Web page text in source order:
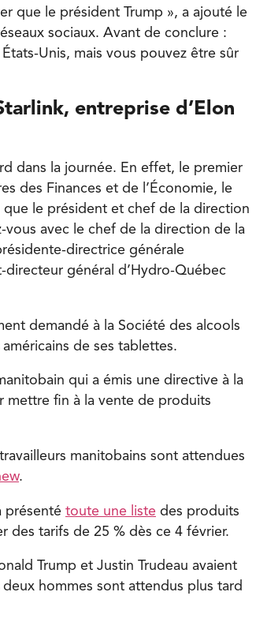
que le président Trump », a ajouté le
sociaux. Avant de conclure :
Unis, mais vous pouvez être sûr
entreprise d’Elon
dans la journée. En effet, le premier
des Finances et de l’Économie, le
le président et chef de la direction
vous avec le chef de la direction de la
directrice générale
directeur général d’Hydro-Québec
demandé à la Société des alcools
de ses tablettes.
qui a émis une directive à la
mettre fin à la vente de produits
manitobains sont attendues
.
présenté toute une liste des produits
des tarifs de 25 % dès ce 4 février.
Trump et Justin Trudeau avaient
hommes sont attendus plus tard